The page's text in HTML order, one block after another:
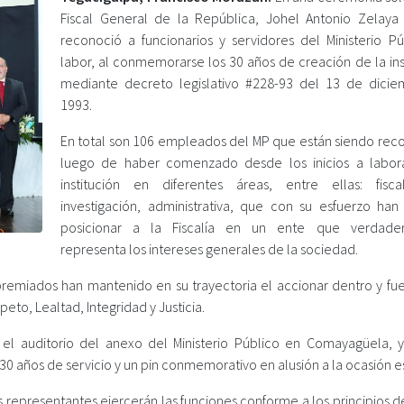
Fiscal General de la República, Johel Antonio Zelaya
reconoció a funcionarios y servidores del Ministerio
labor, al conmemorarse los 30 años de creación de la
mediante decreto legislativo #228-93 del 13 de
1993.
En total son 106 empleados del MP que están siendo
luego de haber comenzado desde los inicios a
institución en diferentes áreas, entre ellas:
investigación, administrativa, que con su esfuerzo
posicionar a la Fiscalía en un ente que
representa los intereses generales de la sociedad.
han mantenido en su trayectoria el accionar dentro y
Lealtad, Integridad y Justicia.
auditorio del anexo del Ministerio Público en Comayagüela,
años de servicio y un pin conmemorativo en alusión a la ocasión
representantes ejercerán las funciones conforme a los principios